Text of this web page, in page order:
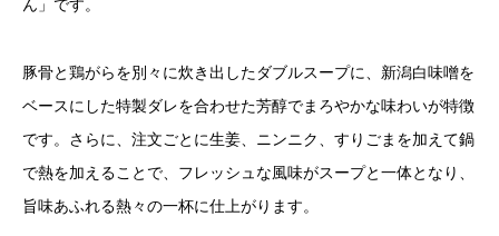
ん」です。
豚骨と鶏がらを別々に炊き出したダブルスープに、新潟白味噌を
ベースにした特製ダレを合わせた芳醇でまろやかな味わいが特徴
です。さらに、注文ごとに生姜、ニンニク、すりごまを加えて鍋
で熱を加えることで、フレッシュな風味がスープと一体となり、
旨味あふれる熱々の一杯に仕上がります。